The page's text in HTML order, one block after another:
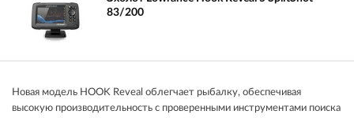
83/200
Новая модель HOOK Reveal облегчает рыбалку, обеспечивая
высокую производительность с проверенными инструментами поиска